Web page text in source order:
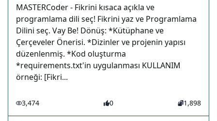
MASTERCoder - Fikrini kısaca açıkla ve
programlama dili seç! Fikrini yaz ve Programlama
Dilini seç. Vay Be! Dönüş: *Kütüphane ve
Çerçeveler Önerisi. *Dizinler ve projenin yapısı
düzenlenmiş. *Kod oluşturma
*requirements.txt'in uygulanması KULLANIM
örneği: [Fikri...
3,474 0 1,898